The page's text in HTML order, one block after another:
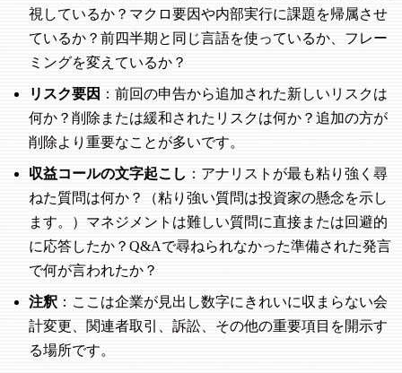
視しているか？マクロ要因や内部実行に課題を帰属させ
ているか？前四半期と同じ言語を使っているか、フレー
ミングを変えているか？
リスク要因 ：前回の申告から追加された新しいリスクは
何か？削除または緩和されたリスクは何か？追加の方が
削除より重要なことが多いです。
収益コールの文字起こし ：アナリストが最も粘り強く尋
ねた質問は何か？（粘り強い質問は投資家の懸念を示し
ます。）マネジメントは難しい質問に直接または回避的
に応答したか？Q&Aで尋ねられなかった準備された発言
で何が言われたか？
注釈 ：ここは企業が見出し数字にきれいに収まらない会
計変更、関連者取引、訴訟、その他の重要項目を開示す
る場所です。